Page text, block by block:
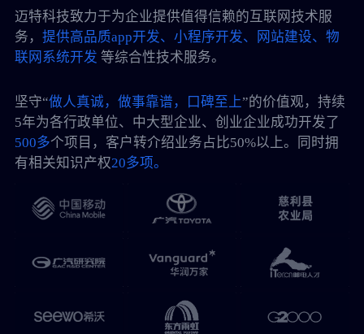
迈特科技致力于为企业提供值得信赖的互联网技术服
务， 提供高品质app开发、小程序开发、网站建设、物
联网系统开发 等综合性技术服务。
坚守“做人真诚，做事靠谱，口碑至上”的价值观，持续
5年为各行政单位、中大型企业、创业企业成功开发了
500多个项目，客户转介绍业务占比50%以上。同时拥
有相关知识产权20多项。